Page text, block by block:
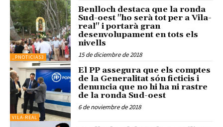
_PNOTICIAS3
Benlloch destaca que la ronda
Sud-oest "ho serà tot per a Vila-
real" i portarà gran
desenvolupament en tots els
nivells
15 de diciembre de 2018
VILA-REAL
El PP assegura que els comptes
de la Generalitat són ficticis i
denuncia que no hi ha ni rastre
de la ronda Sud-oest
6 de noviembre de 2018